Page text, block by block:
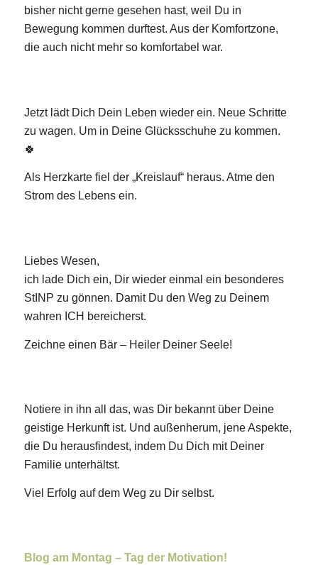
bisher nicht gerne gesehen hast, weil Du in
Bewegung kommen durftest. Aus der Komfortzone,
die auch nicht mehr so komfortabel war.
Jetzt lädt Dich Dein Leben wieder ein. Neue Schritte
zu wagen. Um in Deine Glücksschuhe zu kommen.
🍀
Als Herzkarte fiel der „Kreislauf“ heraus. Atme den
Strom des Lebens ein.
Liebes Wesen,
ich lade Dich ein, Dir wieder einmal ein besonderes
StINP zu gönnen. Damit Du den Weg zu Deinem
wahren ICH bereicherst.
Zeichne einen Bär – Heiler Deiner Seele!
Notiere in ihn all das, was Dir bekannt über Deine
geistige Herkunft ist. Und außenherum, jene Aspekte,
die Du herausfindest, indem Du Dich mit Deiner
Familie unterhältst.
Viel Erfolg auf dem Weg zu Dir selbst.
Blog am Montag – Tag der Motivation!